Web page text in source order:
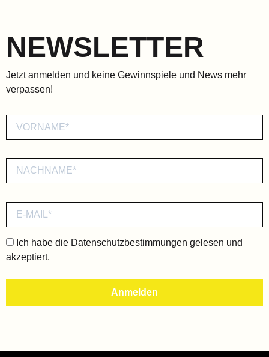
NEWSLETTER
Jetzt anmelden und keine Gewinnspiele und News mehr
verpassen!
Ich habe die Datenschutzbestimmungen gelesen und
akzeptiert.